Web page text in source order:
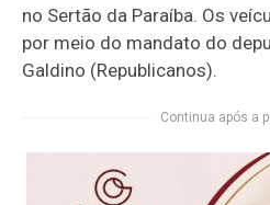
no Sertão da Paraíba. Os
por meio do mandato do
Galdino (Republicanos).
Continua após a